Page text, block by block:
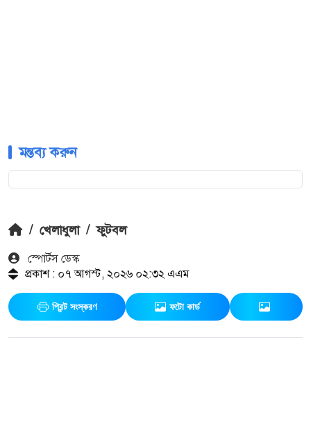
মন্তব্য করুন
/ খেলাধুলা / ফুটবল
স্পোর্টস ডেস্ক
প্রকাশ : ০৭ আগস্ট, ২০২৬ ০২:৩২ এএম
প্রিন্ট সংস্করণ ফটো কার্ড